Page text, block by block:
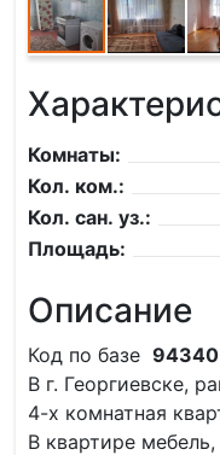
Комнаты:
Кол. ком.:
Кол. сан. уз.:
Площадь:
Описание
Код по базе 94340
В г. Георгиевске,
4-х комнатная
В квартире